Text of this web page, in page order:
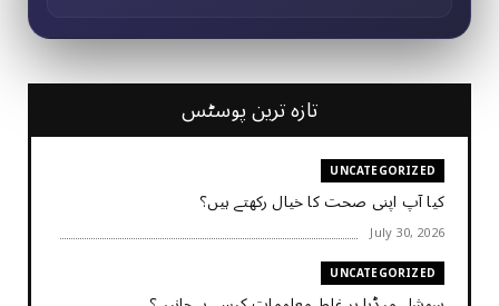
تازہ ترین پوسٹس
UNCATEGORIZED
کیا آپ اپنی صحت کا خیال رکھتے ہیں؟
July 30, 2026
UNCATEGORIZED